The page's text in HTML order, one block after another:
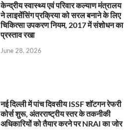
केन्‍द्रीय स्वास्थ्य एवं परिवार कल्याण मंत्रालय
ने लाइसेंसिंग प्रक्रिया को सरल बनाने के लिए
चिकित्सा उपकरण नियम, 2017 में संशोधन का
प्रस्ताव रखा
June 28, 2026
नई दिल्ली में पांच दिवसीय ISSF शॉटगन रेफरी
कोर्स शुरू, अंतरराष्ट्रीय स्तर के तकनीकी
अधिकारियों को तैयार करने पर NRAI का जोर